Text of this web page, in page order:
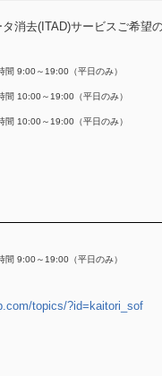
消去(ITAD)サービスご希望
間 9:00～19:00（平日のみ）
間 10:00～19:00（平日のみ）
間 10:00～19:00（平日のみ）
間 9:00～19:00（平日のみ）
topics/?id=kaitori_sof